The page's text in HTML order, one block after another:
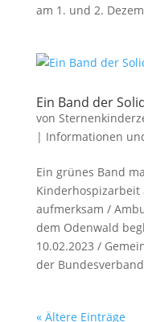
am 1. und 2.
Ein Band der
von
| Informationen
Ein grünes Band
aufmerksam /
dem Odenwald
10.02.2023 /
der
« Ältere Einträge